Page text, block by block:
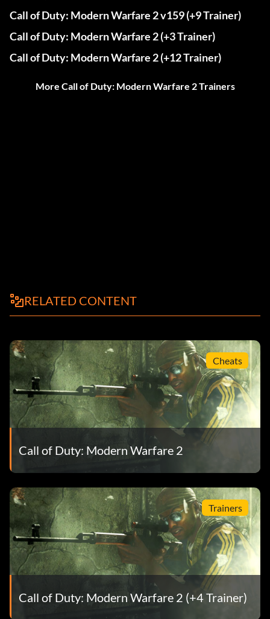
Call of Duty: Modern Warfare 2 v159 (+9 Trainer)
Call of Duty: Modern Warfare 2 (+3 Trainer)
Call of Duty: Modern Warfare 2 (+12 Trainer)
More Call of Duty: Modern Warfare 2 Trainers
RELATED CONTENT
Cheats
Call of Duty: Modern Warfare 2
Trainers
Call of Duty: Modern Warfare 2 (+4 Trainer)